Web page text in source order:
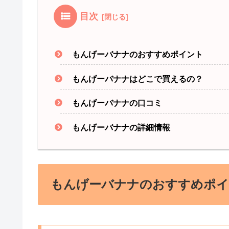
目次
もんげーバナナのおすすめポイント
もんげーバナナはどこで買えるの？
もんげーバナナの口コミ
もんげーバナナの詳細情報
もんげーバナナのおすすめポ